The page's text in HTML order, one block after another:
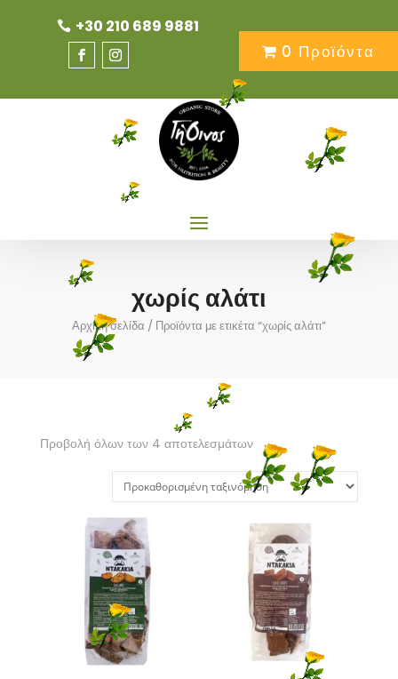
+30 210 689 9881
0 Προϊόντα
χωρίς αλάτι
Αρχική σελίδα / Προϊόντα με ετικέτα “χωρίς αλάτι”
Προβολή όλων των 4 αποτελεσμάτων